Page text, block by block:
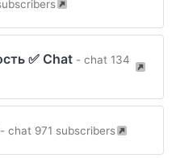
✅ Chat - chat 134
- chat 971 subscribers